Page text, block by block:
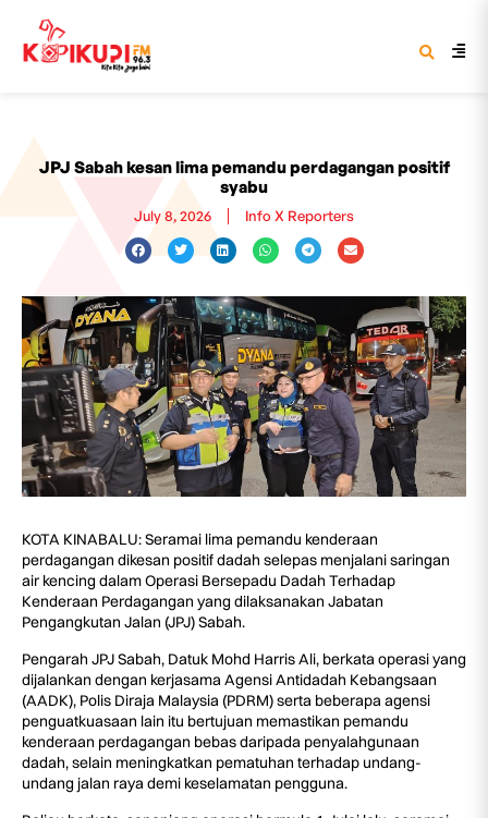
JPJ Sabah kesan lima pemandu perdagangan positif
syabu
July 8, 2026 Info X Reporters
KOTA KINABALU: Seramai lima pemandu kenderaan
perdagangan dikesan positif dadah selepas menjalani saringan
air kencing dalam Operasi Bersepadu Dadah Terhadap
Kenderaan Perdagangan yang dilaksanakan Jabatan
Pengangkutan Jalan (JPJ) Sabah.
Pengarah JPJ Sabah, Datuk Mohd Harris Ali, berkata operasi yang
dijalankan dengan kerjasama Agensi Antidadah Kebangsaan
(AADK), Polis Diraja Malaysia (PDRM) serta beberapa agensi
penguatkuasaan lain itu bertujuan memastikan pemandu
kenderaan perdagangan bebas daripada penyalahgunaan
dadah, selain meningkatkan pematuhan terhadap undang-
undang jalan raya demi keselamatan pengguna.